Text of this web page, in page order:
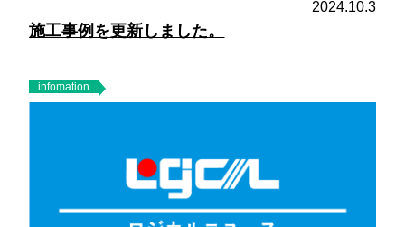
2024.10.3
施工事例を更新しました。
infomation